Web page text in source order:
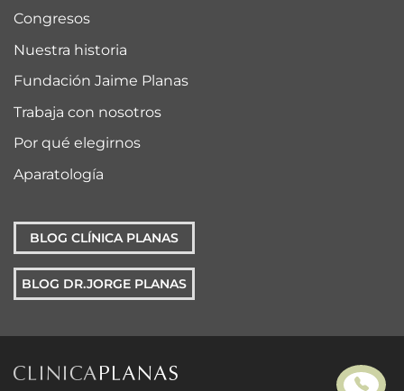
Congresos
Nuestra historia
Fundación Jaime Planas
Trabaja con nosotros
Por qué elegirnos
Aparatología
BLOG CLÍNICA PLANAS
BLOG DR.JORGE PLANAS